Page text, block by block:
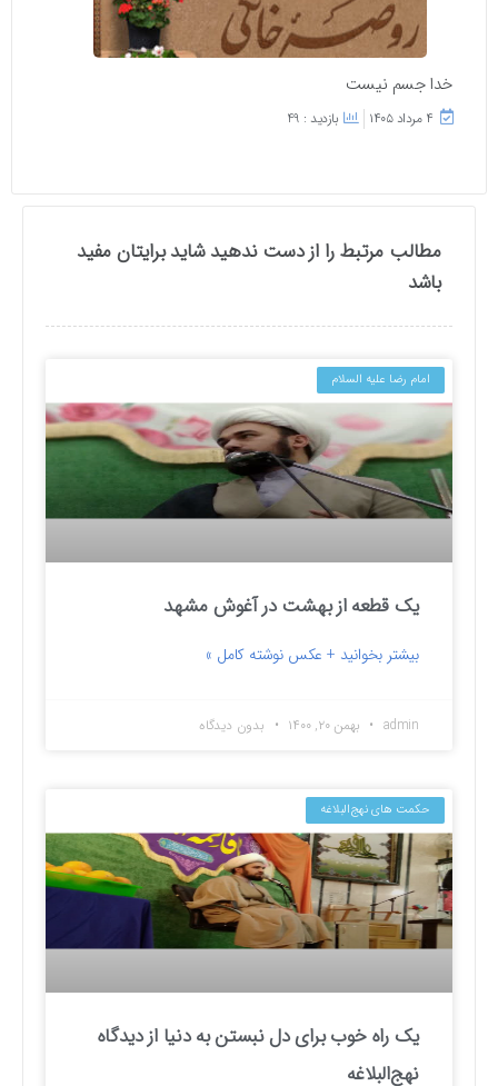
خدا جسم نیست
۴ مرداد ۱۴۰۵ بازدید : 49
مطالب مرتبط را از دست ندهید شاید برایتان مفید
باشد
امام رضا علیه السلام
یک قطعه از بهشت در آغوش مشهد
بیشتر بخوانید + عکس نوشته کامل »
admin بهمن ۲۰, ۱۴۰۰ بدون دیدگاه
حکمت های نهج‌البلاغه
یک راه خوب برای دل نبستن به دنیا از دیدگاه
نهج‌البلاغه